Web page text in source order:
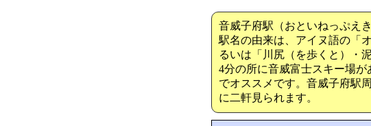
音威子府駅（おといねっぷえ
駅名の由来は、アイヌ語の「
るいは「川尻（を歩くと）・
4分の所に音威富士スキー場
でオススメです。音威子府駅
に二軒見られます。